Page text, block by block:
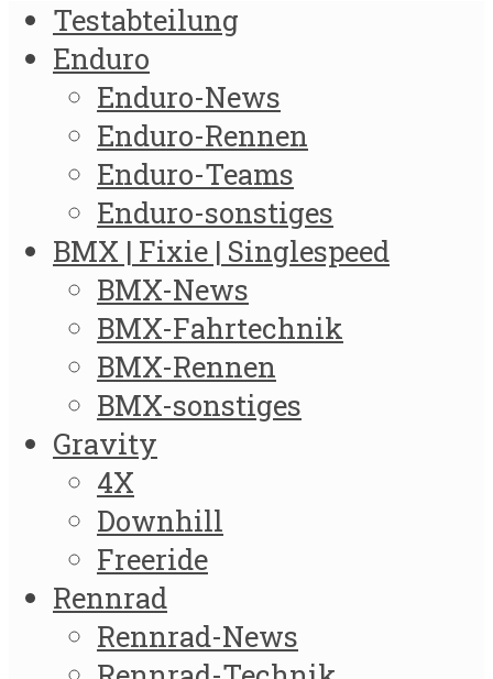
Testabteilung
Enduro
Enduro-News
Enduro-Rennen
Enduro-Teams
Enduro-sonstiges
BMX | Fixie | Singlespeed
BMX-News
BMX-Fahrtechnik
BMX-Rennen
BMX-sonstiges
Gravity
4X
Downhill
Freeride
Rennrad
Rennrad-News